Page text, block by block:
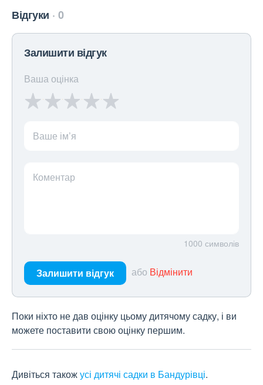
Відгуки 0
Залишити відгук
Ваша оцінка
Ваше ім’я
Коментар
1000 символів
Залишити відгук або Відмінити
Поки ніхто не дав оцінку цьому дитячому садку, і ви
можете поставити свою оцінку першим.
Дивіться такожусі дитячі садки в Бандурівці.